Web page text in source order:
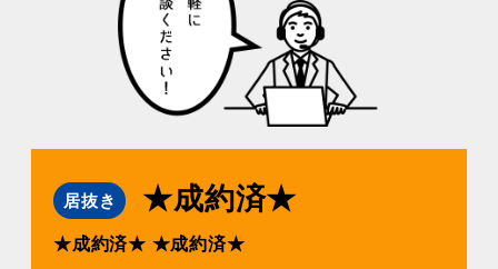
居抜き ★成約済★
★成約済★ ★成約済★